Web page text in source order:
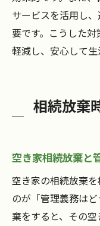
サービスを活用し
要です。こうした
軽減し、安心して生
相続放棄
空き家相続放棄と
空き家の相続放棄
のが「管理義務は
棄をすると、その